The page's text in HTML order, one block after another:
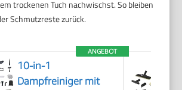
trockenen Tuch nachwischst. So bleiben
Schmutzreste zurück.
ANGEBOT
10-in-1
Dampfreiniger mit